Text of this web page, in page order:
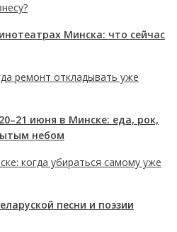
Минска: что сейчас
ремонт откладывать уже
июня в Минске: еда, рок,
небом
когда убираться самому уже
песни и поэзии